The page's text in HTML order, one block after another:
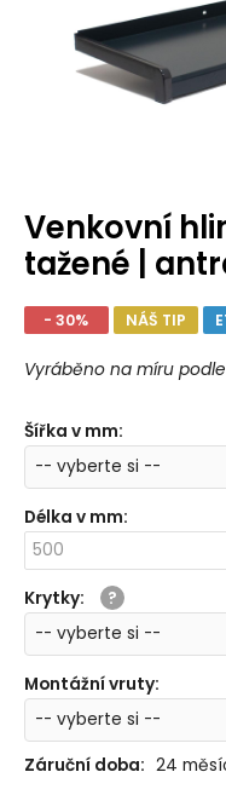
Venkovní
tažené |
- 30% NÁŠ TIP
Vyráběno na míru
Šířka v mm:
Délka v mm:
Krytky:
Montážní vruty:
Záruční doba: 24